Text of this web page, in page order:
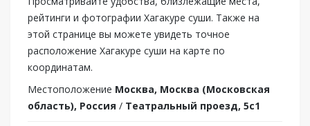
рейтинги и фотографии Хагакуре суши. Также на
этой странице вы можете увидеть точное
расположение Хагакуре суши на карте по
координатам.
Местоположение Москва, Москва (Московская
область), Россия / Театральный проезд, 5с1